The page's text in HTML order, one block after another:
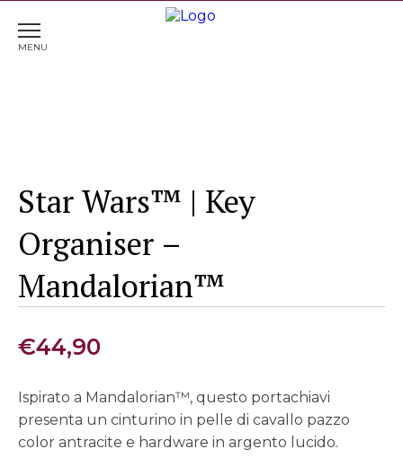
Home
> Star Wars™ | Key Organiser –
Mandalorian™
Star Wars™ | Key
Organiser –
Mandalorian™
€44,90
Ispirato a Mandalorian™, questo portachiavi
presenta un cinturino in pelle di cavallo pazzo
color antracite e hardware in argento lucido.